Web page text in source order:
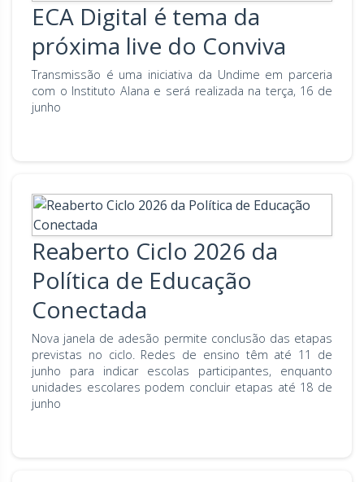
ECA Digital é tema da
próxima live do Conviva
Transmissão é uma iniciativa da Undime em parceria
com o Instituto Alana e será realizada na terça, 16 de
junho
Reaberto Ciclo 2026 da
Política de Educação
Conectada
Nova janela de adesão permite conclusão das etapas
previstas no ciclo. Redes de ensino têm até 11 de
junho para indicar escolas participantes, enquanto
unidades escolares podem concluir etapas até 18 de
junho